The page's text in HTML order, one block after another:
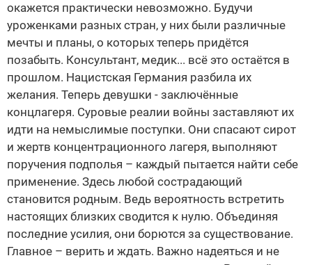
окажется практически невозможно. Будучи
уроженками разных стран, у них были различные
мечты и планы, о которых теперь придётся
позабыть. Консультант, медик... всё это остаётся в
прошлом. Нацистская Германия разбила их
желания. Теперь девушки - заключённые
концлагеря. Суровые реалии войны заставляют их
идти на немыслимые поступки. Они спасают сирот
и жертв концентрационного лагеря, выполняют
поручения подполья – каждый пытается найти себе
применение. Здесь любой сострадающий
становится родным. Ведь вероятность встретить
настоящих близких сводится к нулю. Объединяя
последние усилия, они борются за существование.
Главное – верить и ждать. Важно надеяться и не